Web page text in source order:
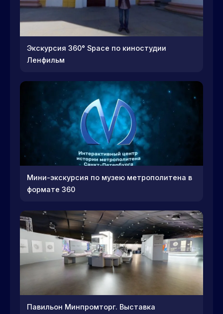
Экскурсия 360° Space по киностудии
Ленфильм
Мини-экскурсия по музею метрополитена в
формате 360
Павильон Минпромторг. Выставка